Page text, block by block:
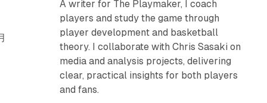
A writer for The Playmaker, I coach
players and study the game through
player development and basketball
theory. I collaborate with Chris Sasaki on
media and analysis projects, delivering
clear, practical insights for both players
and fans.